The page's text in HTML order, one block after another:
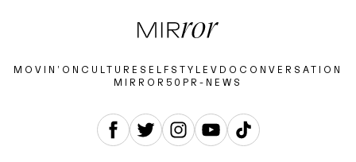
MOVIN’ON CULTURE SELF STYLE VDO CONVERSATION
MIRROR50 PR-NEWS